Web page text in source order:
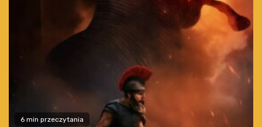
6 min przeczytania